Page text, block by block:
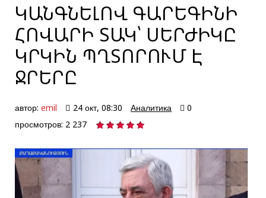
ԿԱՆԳՆԵԼՈՎ ԳԱՐԵԳԻՆԻ
ՀՈՎԱՐԻ ՏԱԿ՝ ՍԵՐԺԻԿԸ
ԿՐԿԻՆ ՊՂՏՈՐՈՒՄ Է
ՋՐԵՐԸ
автор: emil 24 окт, 08:30 Аналитика
0
просмотров: 2 237